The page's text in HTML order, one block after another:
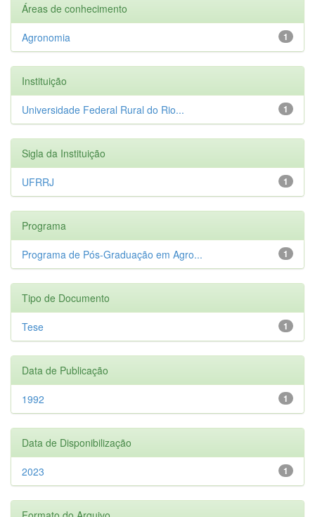
Áreas de conhecimento
1
Agronomia
Instituição
1
Universidade Federal Rural do Rio...
Sigla da Instituição
1
UFRRJ
Programa
1
Programa de Pós-Graduação em Agro...
Tipo de Documento
1
Tese
Data de Publicação
1
1992
Data de Disponibilização
1
2023